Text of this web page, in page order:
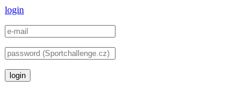
login
login